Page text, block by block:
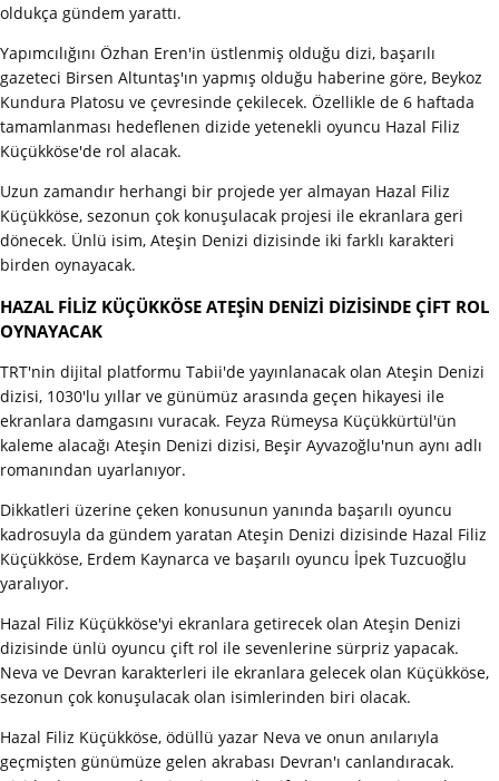
oldukça gündem yarattı.
Yapımcılığını Özhan Eren'in üstlenmiş olduğu dizi, başarılı
gazeteci Birsen Altuntaş'ın yapmış olduğu haberine göre, Beykoz
Kundura Platosu ve çevresinde çekilecek. Özellikle de 6 haftada
tamamlanması hedeflenen dizide yetenekli oyuncu Hazal Filiz
Küçükköse'de rol alacak.
Uzun zamandır herhangi bir projede yer almayan Hazal Filiz
Küçükköse, sezonun çok konuşulacak projesi ile ekranlara geri
dönecek. Ünlü isim, Ateşin Denizi dizisinde iki farklı karakteri
birden oynayacak.
HAZAL FİLİZ KÜÇÜKKÖSE ATEŞİN DENİZİ DİZİSİNDE ÇİFT ROL
OYNAYACAK
TRT'nin dijital platformu Tabii'de yayınlanacak olan Ateşin Denizi
dizisi, 1030'lu yıllar ve günümüz arasında geçen hikayesi ile
ekranlara damgasını vuracak. Feyza Rümeysa Küçükkürtül'ün
kaleme alacağı Ateşin Denizi dizisi, Beşir Ayvazoğlu'nun aynı adlı
romanından uyarlanıyor.
Dikkatleri üzerine çeken konusunun yanında başarılı oyuncu
kadrosuyla da gündem yaratan Ateşin Denizi dizisinde Hazal Filiz
Küçükköse, Erdem Kaynarca ve başarılı oyuncu İpek Tuzcuoğlu
yaralıyor.
Hazal Filiz Küçükköse'yi ekranlara getirecek olan Ateşin Denizi
dizisinde ünlü oyuncu çift rol ile sevenlerine sürpriz yapacak.
Neva ve Devran karakterleri ile ekranlara gelecek olan Küçükköse,
sezonun çok konuşulacak olan isimlerinden biri olacak.
Hazal Filiz Küçükköse, ödüllü yazar Neva ve onun anılarıyla
geçmişten günümüze gelen akrabası Devran'ı canlandıracak.